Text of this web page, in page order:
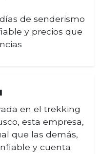
de senderismo
y precios que
en el trekking
esta empresa,
que las demás,
y cuenta